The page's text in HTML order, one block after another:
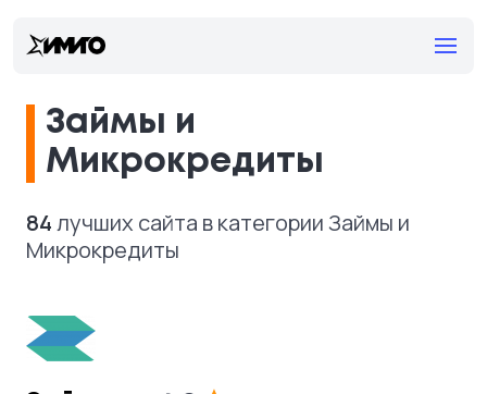
Займы и
Микрокредиты
84лучших сайта в категории Займы и
Микрокредиты